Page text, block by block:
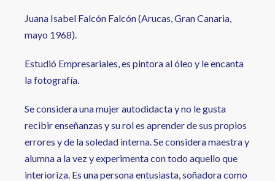
Juana Isabel Falcón Falcón (Arucas, Gran Canaria,
mayo 1968).
Estudió Empresariales, es pintora al óleo y le encanta
la fotografía.
Se considera una mujer autodidacta y no le gusta
recibir enseñanzas y su rol es aprender de sus propios
errores y de la soledad interna. Se considera maestra y
alumna a la vez y experimenta con todo aquello que
interioriza. Es una persona entusiasta, soñadora como